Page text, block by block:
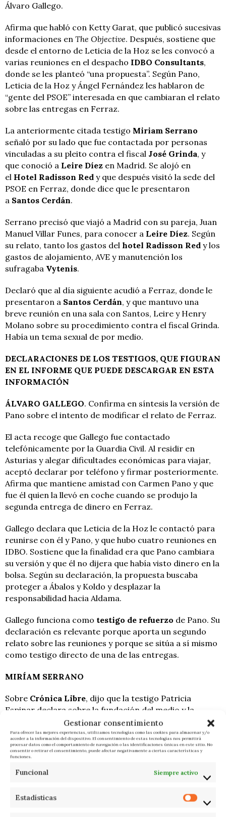
Gestionar consentimiento
Para ofrecer las mejores experiencias, utilizamos tecnologías como las cookies para almacenar y/o
acceder a la información del dispositivo. El consentimiento de estas tecnologías nos permitirá
procesar datos como el comportamiento de navegación o las identificaciones únicas en este sitio. No
consentir o retirar el consentimiento, puede afectar negativamente a ciertas características y
funciones.
Funcional Siempre activo
Estadísticas
Álvaro Gallego.
Afirma que habló con Ketty Garat, que publicó sucesivas
informaciones en The Objective. Después, sostiene que
desde el entorno de Leticia de la Hoz se les convocó a
varias reuniones en el despacho IDBO Consultants,
donde se les planteó “una propuesta”. Según Pano,
Leticia de la Hoz y Ángel Fernández les hablaron de
“gente del PSOE” interesada en que cambiaran el relato
sobre las entregas en Ferraz.
La anteriormente citada testigo Miriam Serrano
señaló por su lado que fue contactada por personas
vinculadas a su pleito contra el fiscal José Grinda, y
que conoció a Leire Díez en Madrid. Se alojó en
el Hotel Radisson Red y que después visitó la sede del
PSOE en Ferraz, donde dice que le presentaron
a Santos Cerdán.
Serrano precisó que viajó a Madrid con su pareja, Juan
Manuel Villar Funes, para conocer a Leire Díez. Según
su relato, tanto los gastos del hotel Radisson Red y los
gastos de alojamiento, AVE y manutención los
sufragaba Vytenis.
Declaró que al día siguiente acudió a Ferraz, donde le
presentaron a Santos Cerdán, y que mantuvo una
breve reunión en una sala con Santos, Leire y Henry
Molano sobre su procedimiento contra el fiscal Grinda.
Había un tema sexual de por medio.
DECLARACIONES DE LOS TESTIGOS, QUE FIGURAN
EN EL INFORME QUE PUEDE DESCARGAR EN ESTA
INFORMACIÓN
ÁLVARO GALLEGO. Confirma en síntesis la versión de
Pano sobre el intento de modificar el relato de Ferraz.
El acta recoge que Gallego fue contactado
telefónicamente por la Guardia Civil. Al residir en
Asturias y alegar dificultades económicas para viajar,
aceptó declarar por teléfono y firmar posteriormente.
Afirma que mantiene amistad con Carmen Pano y que
fue él quien la llevó en coche cuando se produjo la
segunda entrega de dinero en Ferraz.
Gallego declara que Leticia de la Hoz le contactó para
reunirse con él y Pano, y que hubo cuatro reuniones en
IDBO. Sostiene que la finalidad era que Pano cambiara
su versión y que él no dijera que había visto dinero en la
bolsa. Según su declaración, la propuesta buscaba
proteger a Ábalos y Koldo y desplazar la
responsabilidad hacia Aldama.
Gallego funciona como testigo de refuerzo de Pano. Su
declaración es relevante porque aporta un segundo
relato sobre las reuniones y porque se sitúa a sí mismo
como testigo directo de una de las entregas.
MIRÍAM SERRANO
Sobre Crónica Libre, dijo que la testigo Patricia
Espinar declara sobre la fundación del medio y la
participación en él de Patricia López, ya fallecida y
exdirectora de este medio, también vinculado a Pérez
Dolset.
personas vinculadas a causas de hidrocarburos, a
algunos de los cuales han asegurado que fueron